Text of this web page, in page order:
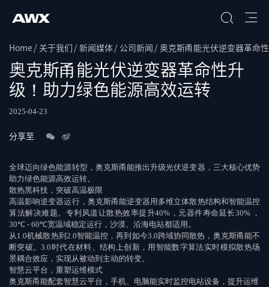
搜索
Home 关于我们 新闻媒体 公司新闻 奥克斯甬能光伏逆变器革命
奥克斯甬能光伏逆变器革命性升
级！助力绿色能源高效运转
2025-04-23
分享至
全球迈向绿色能源转型，奥克斯甬能推出升级光伏逆变器，三大核心优势
助力绿色能源高效运转。
散热黑科技，突破高温极限
高温影响逆变器运行，奥克斯甬能逆变器用多维立体散热结构和智能温控
算法解决难题。专利风道让散热效率提升40% ，元器件寿命延长30% ，
30℃ - 60℃宽温域稳定运行，沙漠、沿海电站都适用。
从1.0机械散热到 2.0智能温控，再到如今3.0跨域协同散热，奥克斯甬能不
断突破。3.0 时代在材料、结构上创新，用智能数字算法实时模拟散热场
景耦合效应，实现从被动到主动的转变。
智慧云平台，重塑运维模式
奥克斯甬能配套智慧云平台，手机、电脑能实时监控电站设备，提升运维